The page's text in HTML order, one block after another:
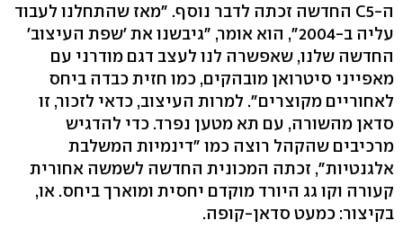
ה-C5 החדשה זכתה לדבר נוסף. "מאז שהתחלנו לעבוד
עליה ב-2004", הוא אומר, "גיבשנו את 'שפת העיצוב'
החדשה שלנו, שאפשרה לנו לעצב דגם מודרני עם
מאפייני סיטרואן מובהקים, כמו חזית כבדה ביחס
לאחוריים מקוצרים". למרות העיצוב, כדאי לזכור, זו
סדאן מהשורה, עם תא מטען נפרד. כדי להדגיש
מרכיבים שהקהל רוצה כמו "דינמיות המשלבת
אלגנטיות", זכתה המכונית החדשה לשמשה אחורית
קעורה וקו גג היורד מוקדם יחסית ומוארך ביחס. או,
בקיצור: כמעט סדאן-קופה.